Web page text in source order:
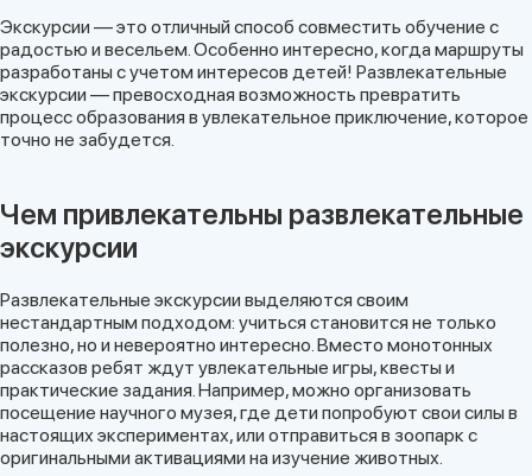
Экскурсии — это отличный способ совместить обучение с
радостью и весельем. Особенно интересно, когда маршруты
разработаны с учетом интересов детей! Развлекательные
экскурсии — превосходная возможность превратить
процесс образования в увлекательное приключение, которое
точно не забудется.
Чем привлекательны развлекательные
экскурсии
Развлекательные экскурсии выделяются своим
нестандартным подходом: учиться становится не только
полезно, но и невероятно интересно. Вместо монотонных
рассказов ребят ждут увлекательные игры, квесты и
практические задания. Например, можно организовать
посещение научного музея, где дети попробуют свои силы в
настоящих экспериментах, или отправиться в зоопарк с
оригинальными активациями на изучение животных.